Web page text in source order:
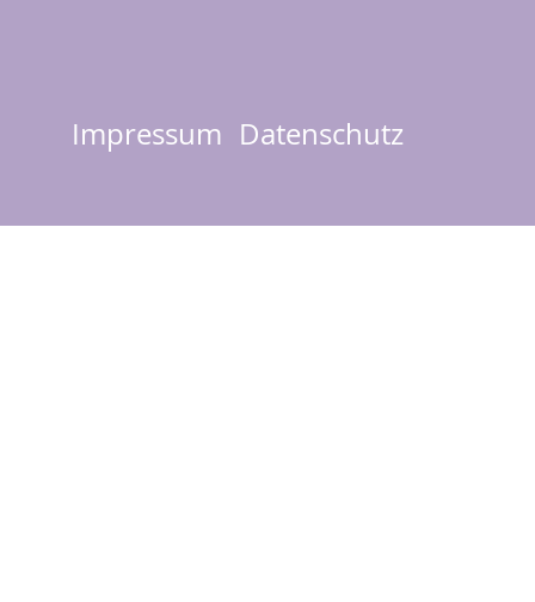
Footer
Impressum Datenschutz